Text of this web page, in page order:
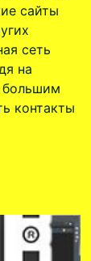
сайты
сеть
на
большим
контакты